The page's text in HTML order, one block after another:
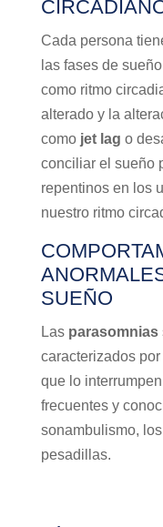
Cada persona
las fases de
como ritmo
alterado y la
como jet lag o
conciliar el sueño
repentinos en los
nuestro ritmo
SUEÑO
Las parasomnias
caracterizados
que lo
frecuentes y
sonambulismo,
pesadillas.